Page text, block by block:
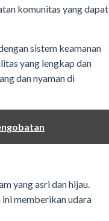
komunitas yang dapat
sistem keamanan
yang lengkap dan
dan nyaman di
yang asri dan hijau.
ini memberikan udara